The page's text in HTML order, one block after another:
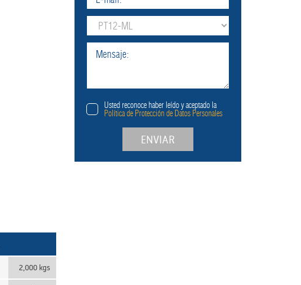
Usted reconoce haber leído y aceptado la
Política de Protección de Datos Personales
ENVIAR
2,000 kgs